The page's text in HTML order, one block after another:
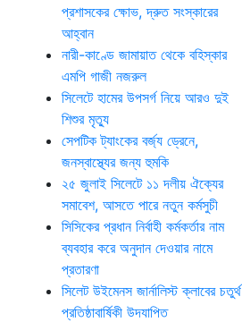
প্রশাসকের ক্ষোভ, দ্রুত সংস্কারের
আহ্বান
নারী-কাণ্ডে জামায়াত থেকে বহিস্কার
এমপি গাজী নজরুল
সিলেটে হামের উপসর্গ নিয়ে আরও দুই
শিশুর মৃত্যু
সেপটিক ট্যাংকের বর্জ্য ড্রেনে,
জনস্বাস্থ্যের জন্য হুমকি
২৫ জুলাই সিলেটে ১১ দলীয় ঐক্যের
সমাবেশ, আসতে পারে নতুন কর্মসুচী
সিসিকের প্রধান নির্বাহী কর্মকর্তার নাম
ব্যবহার করে অনুদান দেওয়ার নামে
প্রতারণা
সিলেট উইমেনস জার্নালিস্ট ক্লাবের চতুর্থ
প্রতিষ্ঠাবার্ষিকী উদযাপিত